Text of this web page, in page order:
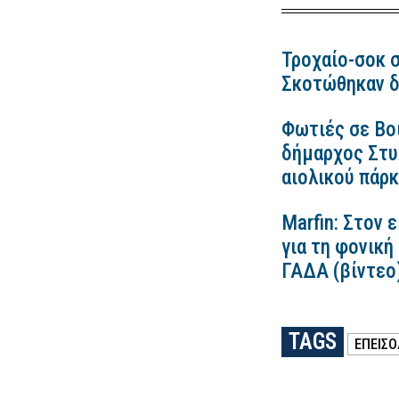
Τροχαίο-σοκ
Σκοτώθηκαν
Φωτιές σε
δήμαρχος
αιολικού
Marfin: Στον
για τη
ΓΑΔΑ
TAGS